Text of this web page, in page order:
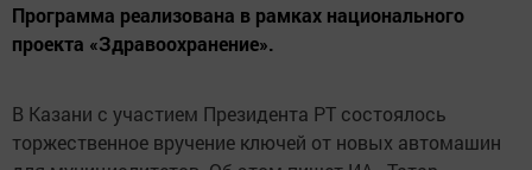
Программа реализована в рамках национального
проекта «Здравоохранение».
В Казани с участием Президента РТ состоялось
торжественное вручение ключей от новых автомашин